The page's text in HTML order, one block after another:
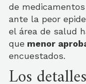
de
ante la peor
el área de salud
que menor
encuestados.
Los